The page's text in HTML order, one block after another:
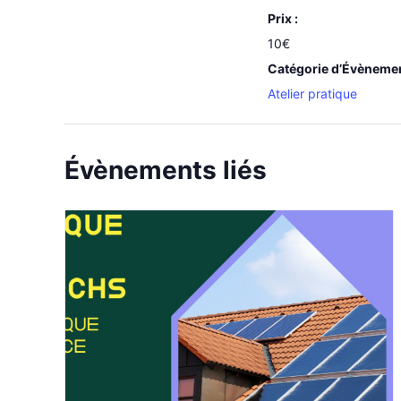
Prix :
10€
Catégorie
Atelier pratique
Évènements liés